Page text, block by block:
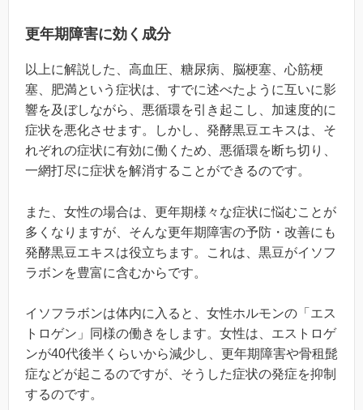
更年期障害に効く成分
以上に解説した、高血圧、糖尿病、脳梗塞、心筋梗
塞、肥満という症状は、すでに述べたように互いに影
響を及ぼしながら、悪循環を引き起こし、加速度的に
症状を悪化させます。しかし、発酵黒豆エキスは、そ
れぞれの症状に有効に働くため、悪循環を断ち切り、
一網打尽に症状を解消することができるのです。
また、女性の場合は、更年期様々な症状に悩むことが
多くなりますが、そんな更年期障害の予防・改善にも
発酵黒豆エキスは役立ちます。これは、黒豆がイソフ
ラボンを豊富に含むからです。
イソフラボンは体内に入ると、女性ホルモンの「エス
トロゲン」同様の働きをします。女性は、エストロゲ
ンが40代後半くらいから減少し、更年期障害や骨租髭
症などが起こるのですが、そうした症状の発症を抑制
するのです。